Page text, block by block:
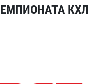
КХЛ